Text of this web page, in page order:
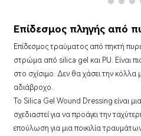
Επίδεσμος πληγής από
Επίδεσμος τραύματος από πηκτή
στρώμα από silica gel και PU. Είναι
στο σχίσιμο. Δεν θα χάσει την κόλλα
αδιάβροχο.
Το Silica Gel Wound Dressing είναι
σχεδιαστεί για να προάγει την
επούλωση για μια ποικιλία